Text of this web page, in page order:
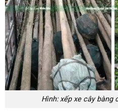
Hình: xếp xe cây bàng